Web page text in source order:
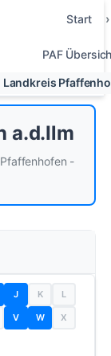
Start
PAF
Landkreis
a.d.Ilm
-
J K L
V W X